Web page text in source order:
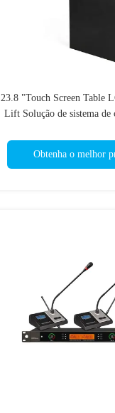
23.8 "Touch Screen Table
Lift Solução de sistema de
Obtenha o melhor